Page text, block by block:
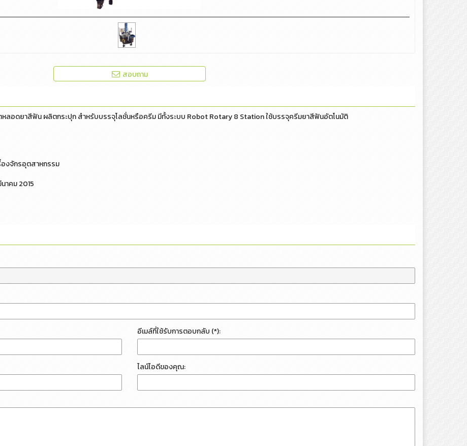
สอบถาม
หลอดยาสีฟัน ผลิตกระปุก สำหรับบรรจุโลชั่นหรือครีม มีทั้งระบบ Robot Rotary 8 Station ใช้บรรจุครีมยาสีฟันอัตโนมัติ
องจักรอุตสาหกรรม
นาคม 2015
อีเมล์ที่ใช้รับการตอบกลับ (*):
ไลน์ไอดีของคุณ: